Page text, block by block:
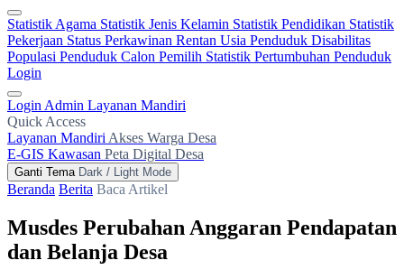
Statistik Agama Statistik Jenis Kelamin Statistik Pendidikan Statistik
Pekerjaan Status Perkawinan Rentan Usia Penduduk Disabilitas
Populasi Penduduk Calon Pemilih Statistik Pertumbuhan Penduduk
Login
Login Admin Layanan Mandiri
Quick Access
Layanan Mandiri Akses Warga Desa
E-GIS Kawasan Peta Digital Desa
Ganti Tema Dark / Light Mode
Beranda Berita Baca Artikel
Musdes Perubahan Anggaran Pendapatan
dan Belanja Desa